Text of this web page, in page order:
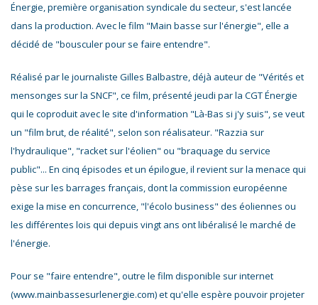
Énergie, première organisation syndicale du secteur, s'est lancée
dans la production. Avec le film "Main basse sur l'énergie", elle a
décidé de "bousculer pour se faire entendre".
Réalisé par le journaliste Gilles Balbastre, déjà auteur de "Vérités et
mensonges sur la SNCF", ce film, présenté jeudi par la CGT Énergie
qui le coproduit avec le site d'information "Là-Bas si j'y suis", se veut
un "film brut, de réalité", selon son réalisateur. "Razzia sur
l'hydraulique", "racket sur l'éolien" ou "braquage du service
public"... En cinq épisodes et un épilogue, il revient sur la menace qui
pèse sur les barrages français, dont la commission européenne
exige la mise en concurrence, "l'écolo business" des éoliennes ou
les différentes lois qui depuis vingt ans ont libéralisé le marché de
l'énergie.
Pour se "faire entendre", outre le film disponible sur internet
(www.mainbassesurlenergie.com) et qu'elle espère pouvoir projeter